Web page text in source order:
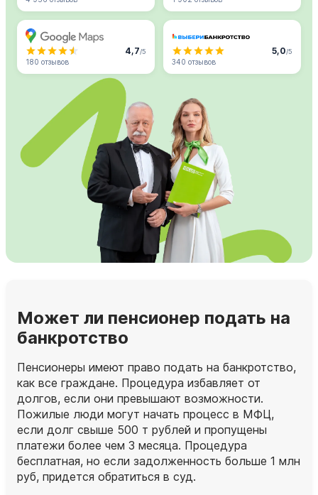
4,7/5
180 отзывов
5,0/5
340 отзывов
Может ли пенсионер подать на
банкротство
Пенсионеры имеют право подать на банкротство,
как все граждане. Процедура избавляет от
долгов, если они превышают возможности.
Пожилые люди могут начать процесс в МФЦ,
если долг свыше 500 т рублей и пропущены
платежи более чем 3 месяца. Процедура
бесплатная, но если задолженность больше 1 млн
руб, придется обратиться в суд.